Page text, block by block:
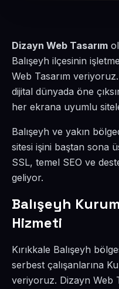
Dizayn Web Tasarım
Balışeyh ilçesinin
Web Tasarım
dijital dünyada öne
her ekrana uyumlu
Balışeyh ve yakın
sitesi işini baştan sona
SSL, temel SEO ve
geliyor.
Balışeyh
Hizmeti
Kırıkkale Balışeyh
serbest çalışanlarına
veriyoruz. Dizayn Web